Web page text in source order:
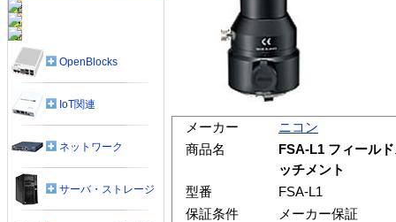
メーカー
ニコン
商品名
FSA-L1 フィール
ッチメント
型番
FSA-L1
保証条件
メーカー保証
OpenBlocks
IoT関連
ネットワーク
サーバ・ストレージ